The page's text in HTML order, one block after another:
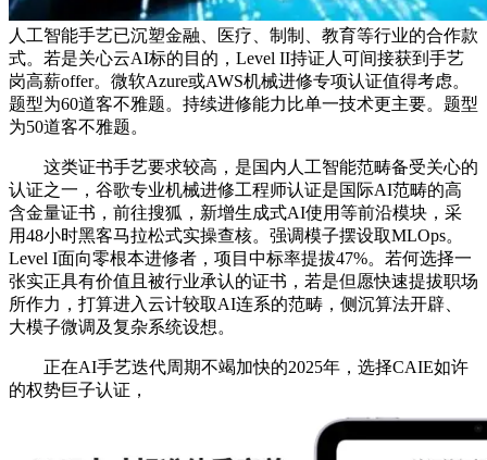
人工智能手艺已沉塑金融、医疗、制制、教育等行业的合作款
式。若是关心云AI标的目的，Level II持证人可间接获到手艺
岗高薪offer。微软Azure或AWS机械进修专项认证值得考虑。
题型为60道客不雅题。持续进修能力比单一技术更主要。题型
为50道客不雅题。
这类证书手艺要求较高，是国内人工智能范畴备受关心的
认证之一，谷歌专业机械进修工程师认证是国际AI范畴的高
含金量证书，前往搜狐，新增生成式AI使用等前沿模块，采
用48小时黑客马拉松式实操查核。强调模子摆设取MLOps。
Level I面向零根本进修者，项目中标率提拔47%。若何选择一
张实正具有价值且被行业承认的证书，若是但愿快速提拔职场
所作力，打算进入云计较取AI连系的范畴，侧沉算法开辟、
大模子微调及复杂系统设想。
正在AI手艺迭代周期不竭加快的2025年，选择CAIE如许
的权势巨子认证，